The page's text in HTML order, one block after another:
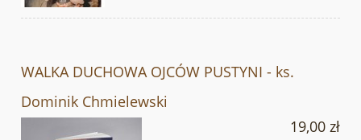
WALKA DUCHOWA OJCÓW PUSTYNI - ks.
Dominik Chmielewski
19,00 zł